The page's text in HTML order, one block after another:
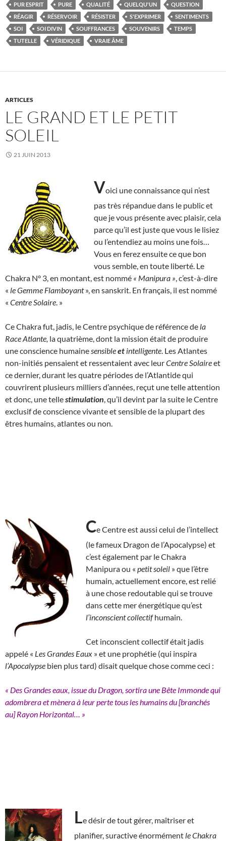
PUR ESPRIT PURE QUALITÉ QUELQU'UN
QUESTION
RÉAGIR
RÉSERVOIR RÉSISTER S'EXPRIMER
SENTIMENTS
SOI
SOI DIVIN SOUFFRANCES SOUVENIRS
TEMPS
TUTELLE
VÉRIDIQUE VRAIE ÂME
ARTICLES
LE GRAND ET LE PETIT
SOLEIL
21 JUIN 2013
Voici une connaissance qui n’est
pas très répandue dans le public et
que je vous présente avec plaisir, cela
parce qu’il est juste que vous le lisiez
ou l’entendiez au moins une fois…
Vous en ferez ensuite ce que bon
vous semble, en toute liberté. Le
Chakra N° 3, en montant, est nommé « Manipura » , c’est-à-dire
« le Gemme Flamboyant», en sanskrit. En français, il est nommé
« Centre Solaire . »
Ce Chakra fut, jadis, le Centre psychique de référence de la
Race Atlante, la quatrième, dont la mission était de produire
une conscience humaine sensibleet intelligente . Les Atlantes
non-initiés pensaient et ressentaient avec leurCentre Solaireet
ce dernier, durant les quatre périodes de l’Atlantide qui
couvrirent plusieurs milliers d’années, reçut une telle attention
et donc, une tellestimulation , qu’il devint par la suite le Centre
exclusif de conscience vivante et sensible de la plupart des
êtres humains, atlantes ou non.
Ce Centre est aussi celui de l’intellect
(le fameux Dragon de l’Apocalypse) et
c’est également par le Chakra
Manipura ou « petit soleil » que l’être
humain, actuellement encore, est relié
à une chose redoutable qui se trouve
dans cette mer énergétique qu’est
l’inconscient collectifhumain.
Cet inconscient collectif était jadis
appelé « Les Grandes Eaux » et une prophétie (qui inspira
l’Apocalypse bien plus tard) disait quelque chose comme ceci :
« Des Grandes eaux, issue du Dragon, sortira une Bête Immonde qui
adombrera et mènera à leur perte tous les humains du [branchés
au] Rayon Horizontal… »
Le désir de tout gérer, maîtriser et
planifier, suractive énormément le Chakra